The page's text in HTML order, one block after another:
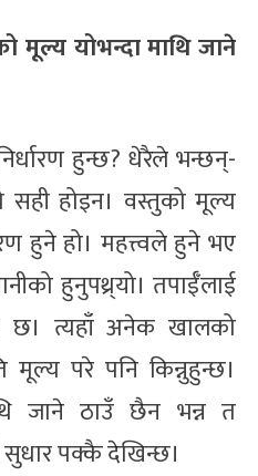
योभन्दा माथि जाने
हुन्छ? धेरैले भन्छन्-
सही होइन। वस्तुको मूल्य
हुने हो। महत्त्वले हुने भए
हुनुपथ्र्यो। तपाईँलाई
छ। त्यहाँ अनेक खालको
परे पनि किन्नुहुन्छ।
जाने ठाउँ छैन भन्न त
पक्कै देखिन्छ।